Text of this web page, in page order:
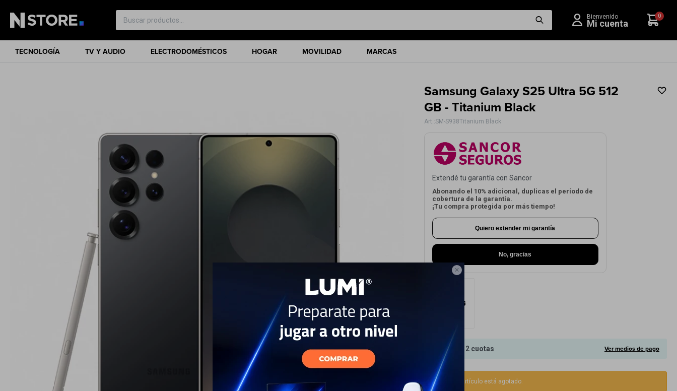

TECNOLOGÍA TV Y AUDIO ELECTRODOMÉSTICOS HOGAR MOVILIDAD MARCAS
0
Samsung Galaxy S25 Ultra 5G 512
GB - Titanium Black
SM-S938Titanium Black
Extendé tu garantía con Sancor
Abonando el 10% adicional, duplicas el período de
cobertura de la garantía.
¡Tu compra protegida por más tiempo!
Quiero extender mi garantía
No, gracias
Hasta en 12 cuotas Ver medios de pago
Este artículo está agotado.